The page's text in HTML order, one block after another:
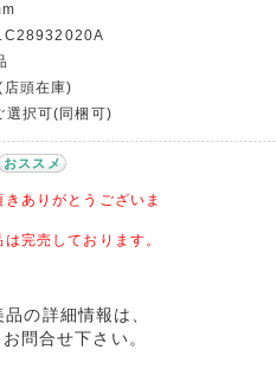
頭在庫)
選択可(同梱可)
おススメ
きありがとうございま
は完売しております。
の詳細情報は、
問合せ下さい。